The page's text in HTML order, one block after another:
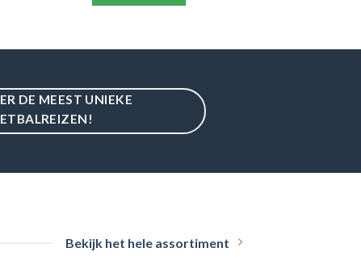
DE MEEST UNIEKE
Bekijk het hele assortiment